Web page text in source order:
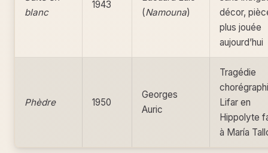
blanc
1943
(Namouna)
décor,
plus jouée
aujourd’hui
Phèdre 1950
Georges
Auric
Tragédie
Lifar en
Hippolyte
à María